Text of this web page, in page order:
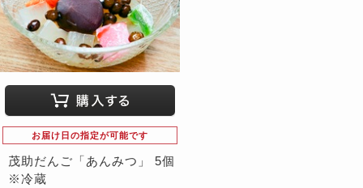
お届け日の指定が可能です
茂助だんご「あんみつ」 5個
※冷蔵